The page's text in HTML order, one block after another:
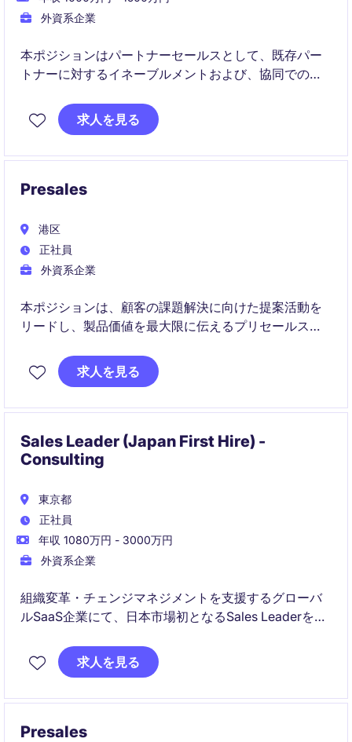
外資系企業
本ポジションはパートナーセールスとして、既存パー
トナーに対するイネーブルメントおよび、協同での案
キュリティソリューションおよび、日本市場向けに開
発された業務効率化ソリューションの拡販を通じて、
求人を見る
Presales
港区
正社員
外資系企業
本ポジションは、顧客の課題解決に向けた提案活動を
リードし、製品価値を最大限に伝えるプリセールスエ
ンを扱い、営業・製品チームと連携しながらビジネス
拡大に貢献できます。
求人を見る
Sales Leader (Japan First Hire) -
Consulting
東京都
正社員
年収 1080万円 - 3000万円
外資系企業
組織変革・チェンジマネジメントを支援するグローバ
ルSaaS企業にて、日本市場初となるSales Leaderを募
ナー構築まで幅広く担当し、日本事業の成長を牽引い
ただくポジションです。
求人を見る
Presales